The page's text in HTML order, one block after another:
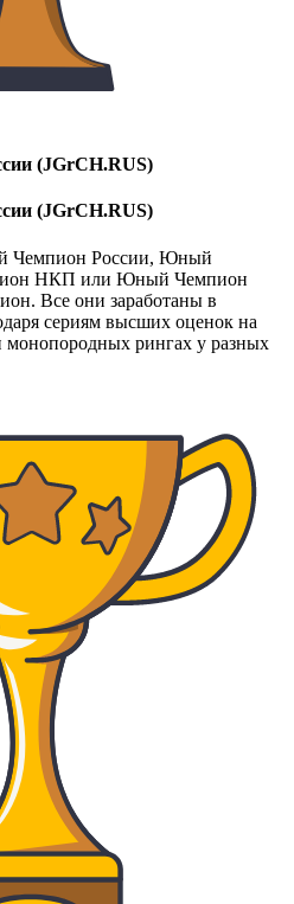
(JGrCH.RUS)
(JGrCH.RUS)
Чемпион России, Юный
НКП или Юный Чемпион
Все они заработаны в
сериям высших оценок на
монопородных рингах у разных